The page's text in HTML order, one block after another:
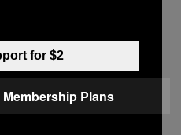
Wants a
Streaming
for $2
Membership Plans